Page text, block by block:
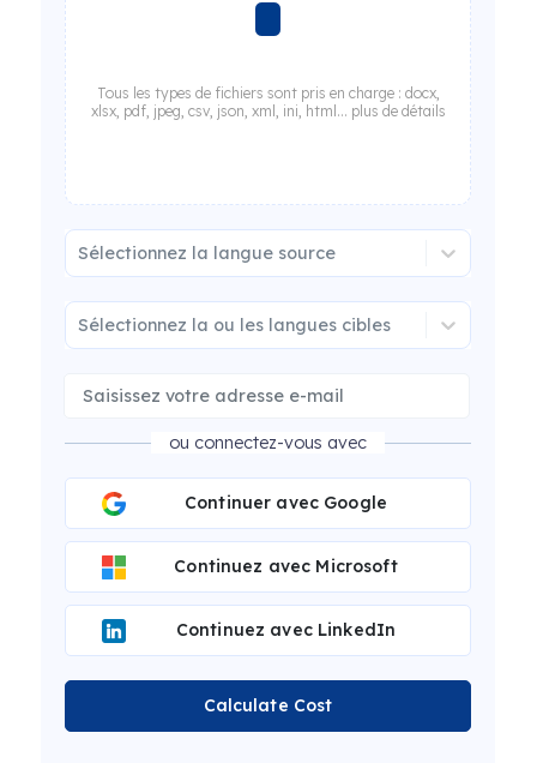
Tous les types de fichiers sont pris en charge : docx,
xlsx, pdf, jpeg, csv, json, xml, ini, html... plus de détails
Sélectionnez la langue source
Sélectionnez la ou les langues cibles
ou connectez-vous avec
Continuer avec Google
Continuez avec Microsoft
Continuez avec LinkedIn
Calculate Cost